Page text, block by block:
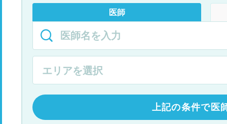
医師
上記の条件で医